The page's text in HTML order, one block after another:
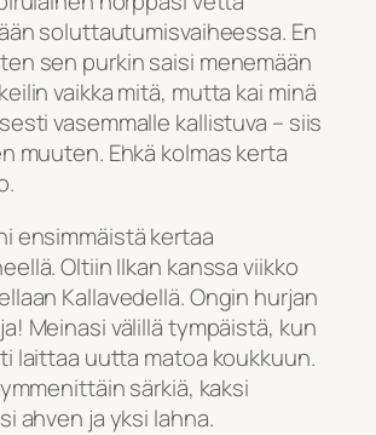
soluttautumisvaiheessa. En
sen purkin saisi menemään
vaikka mitä, mutta kai minä
vasemmalle kallistuva – siis
muuten. Ehkä kolmas kerta
ensimmäistä kertaa
Oltiin Ilkan kanssa viikko
Kallavedellä. Ongin hurjan
Meinasi välillä tympäistä, kun
laittaa uutta matoa koukkuun.
särkiä, kaksi
ahven ja yksi lahna.